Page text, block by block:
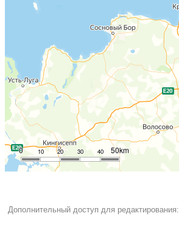
10
0 20 30 40 50km
Дополнительный доступ для редактирования: